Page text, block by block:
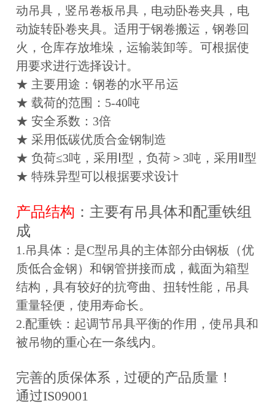
动吊具，竖吊卷板吊具，电动卧卷夹具，电
动旋转卧卷夹具。适用于钢卷搬运，钢卷回
火，仓库存放堆垛，运输装卸等。可根据使
用要求进行选择设计。
★ 主要用途：钢卷的水平吊运
★ 载荷的范围：5-40吨
★ 安全系数：3倍
★ 采用低碳优质合金钢制造
★ 负荷≤3吨，采用Ⅰ型，负荷＞3吨，采用Ⅱ型
★ 特殊异型可以根据要求设计
产品结构 ：主要有吊具体和配重铁组
成
1.吊具体：是C型吊具的主体部分由钢板（优
质低合金钢）和钢管拼接而成，截面为箱型
结构，具有较好的抗弯曲、扭转性能，吊具
重量轻便，使用寿命长。
2.配重铁：起调节吊具平衡的作用，使吊具和
被吊物的重心在一条线内。
完善的质保体系，过硬的产品质量！
通过IS09001